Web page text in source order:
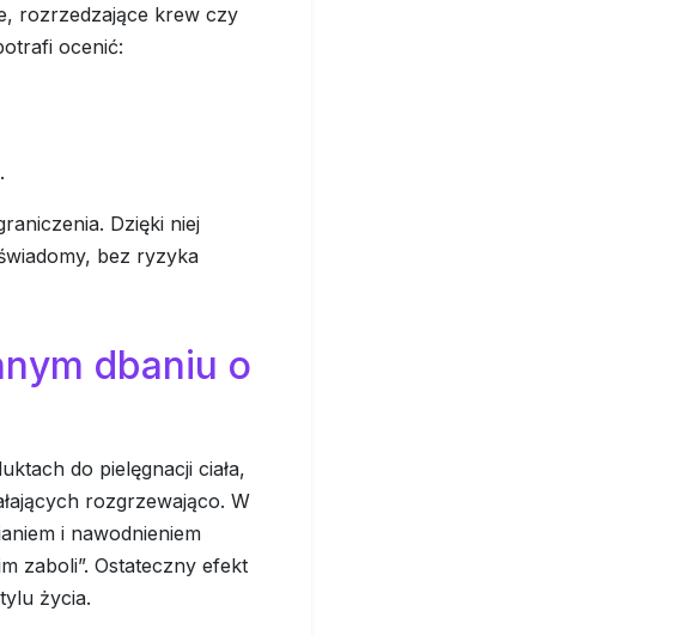
rozrzedzające krew czy
ocenić:
Dzięki niej
bez ryzyka
dbaniu o
do pielęgnacji ciała,
rozgrzewająco. W
i nawodnieniem
zaboli”. Ostateczny efekt
życia.